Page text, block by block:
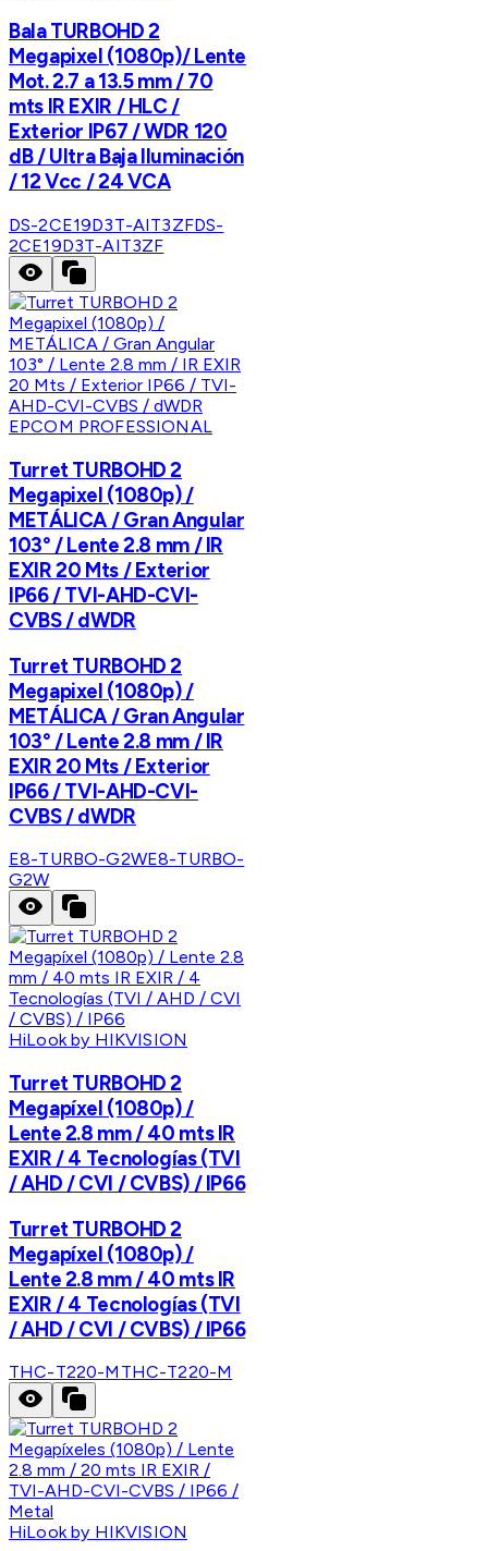
Bala TURBOHD 2
Megapixel (1080p)/ Lente
Mot. 2.7 a 13.5 mm / 70
mts IR EXIR / HLC /
Exterior IP67 / WDR 120
dB / Ultra Baja Iluminación
/ 12 Vcc / 24 VCA
DS-2CE19D3T-AIT3ZFDS-
2CE19D3T-AIT3ZF
EPCOM PROFESSIONAL
Turret TURBOHD 2
Megapixel (1080p) /
METÁLICA / Gran Angular
103° / Lente 2.8 mm / IR
EXIR 20 Mts / Exterior
IP66 / TVI-AHD-CVI-
CVBS / dWDR
Turret TURBOHD 2
Megapixel (1080p) /
METÁLICA / Gran Angular
103° / Lente 2.8 mm / IR
EXIR 20 Mts / Exterior
IP66 / TVI-AHD-CVI-
CVBS / dWDR
E8-TURBO-G2WE8-TURBO-
G2W
HiLook by HIKVISION
Turret TURBOHD 2
Megapíxel (1080p) /
Lente 2.8 mm / 40 mts IR
EXIR / 4 Tecnologías (TVI
/ AHD / CVI / CVBS) / IP66
Turret TURBOHD 2
Megapíxel (1080p) /
Lente 2.8 mm / 40 mts IR
EXIR / 4 Tecnologías (TVI
/ AHD / CVI / CVBS) / IP66
THC-T220-M THC-T220-M
HiLook by HIKVISION